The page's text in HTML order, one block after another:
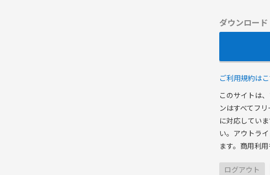
ダウンロード
ご利用規約は
このサイトは
ンはすべてフ
に対応してい
い。アウトラ
ます。商用利
ログアウト